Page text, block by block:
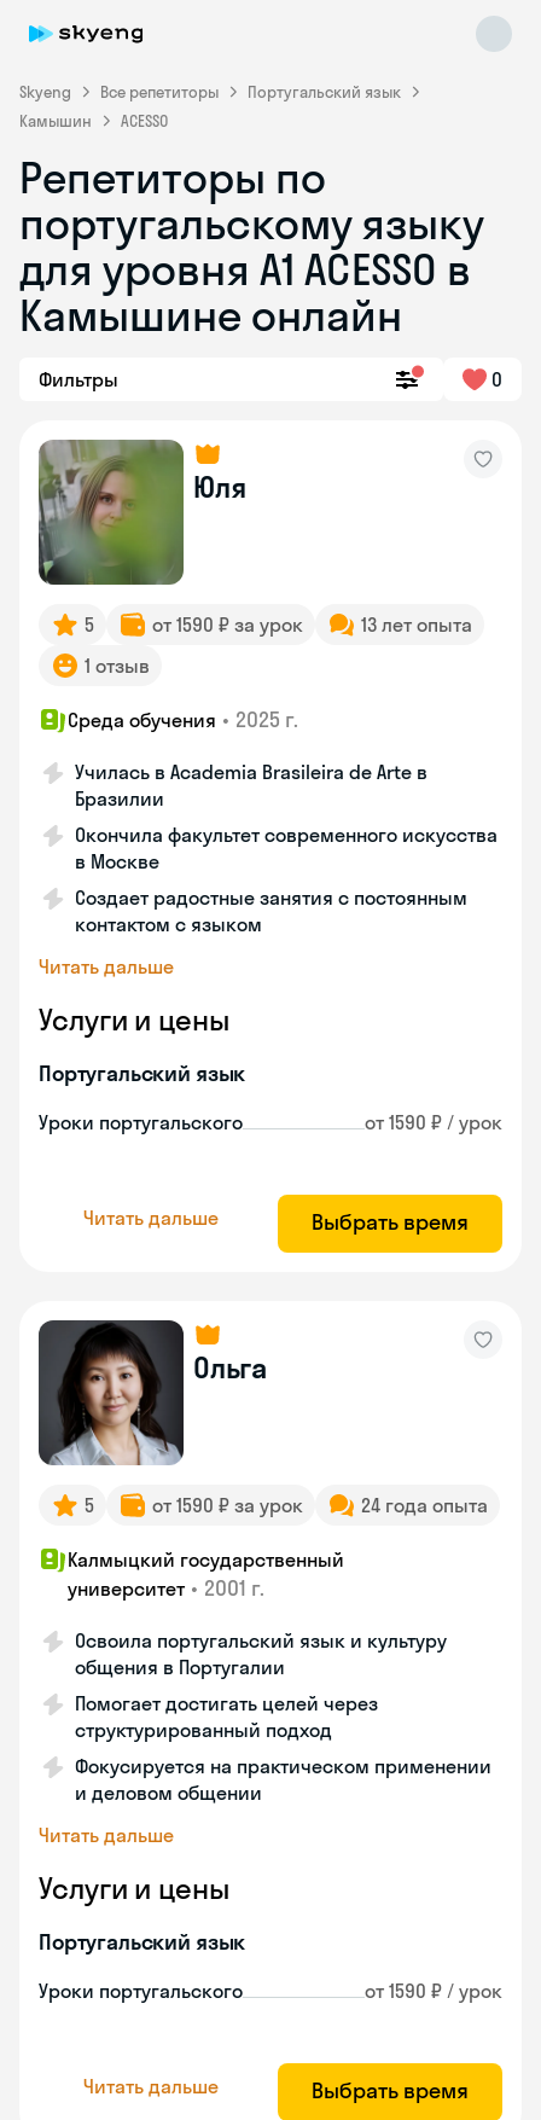
Skyeng Все репетиторы
Португальский язык
Камышин
ACESSO
Репетиторы по
португальскому языку
для уровня A1 ACESSO в
Камышине онлайн
Фильтры 0
Юля
5 от 1590 ₽ за урок
13 лет опыта
1 отзыв
Среда обучения • 2025 г.
Училась в Academia Brasileira de Arte в
Бразилии
Окончила факультет современного искусства
в Москве
Создает радостные занятия с постоянным
контактом с языком
Читать дальше
Услуги и цены
Португальский язык
Уроки португальского от 1590 ₽ / урок
Читать дальше Выбрать время
Ольга
5 от 1590 ₽ за урок 24 года опыта
Калмыцкий государственный
университет • 2001 г.
Освоила португальский язык и культуру
общения в Португалии
Помогает достигать целей через
структурированный подход
Фокусируется на практическом применении
и деловом общении
Читать дальше
Услуги и цены
Португальский язык
Уроки португальского от 1590 ₽ / урок
Читать дальше Выбрать время
Skyeng Chat
online